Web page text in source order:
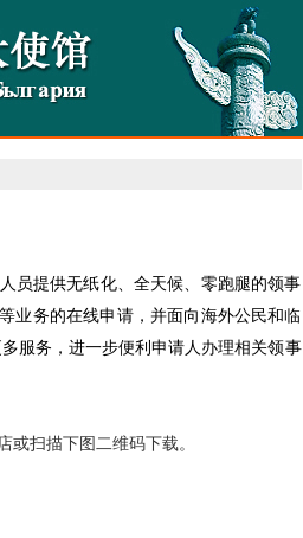
员提供无纸化、全天候、零跑腿的领事
业务的在线申请，并面向海外公民和临
服务，进一步便利申请人办理相关领事
扫描下图二维码下载。